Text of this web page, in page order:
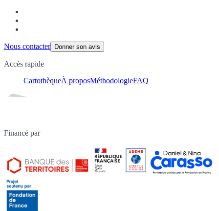
Nous contacter Donner son avis
Accès rapide
CartothèqueÀ proposMéthodologieFAQ
Financé par